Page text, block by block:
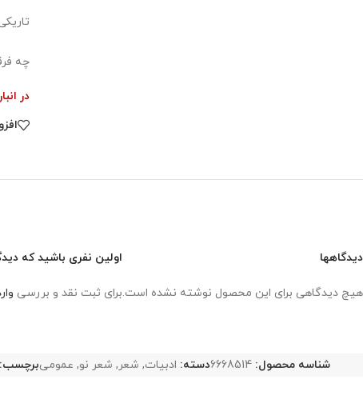
چه
در
دیدگاهها
هیچ دیدگاهی برای این محصول نوشته نشده است.
اولین نفری باشید که
برای ثبت نقد و بررسی
شناسه محصول: 6668514دسته: ادبیات, شعر , شعر نو, عمومیبرچسب: